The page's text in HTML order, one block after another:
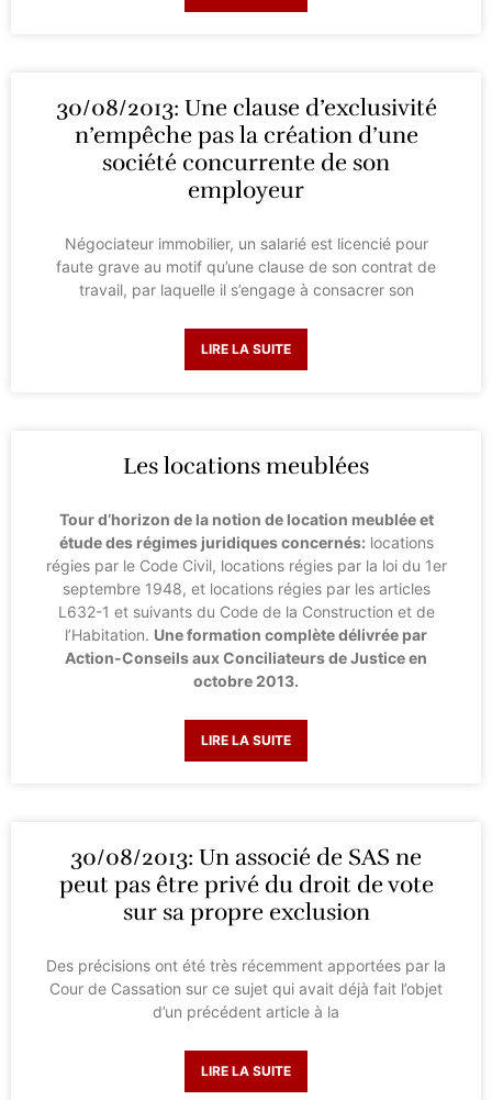
30/08/2013: Une clause d’exclusivité
n’empêche pas la création d’une
société concurrente de son
employeur
Négociateur immobilier, un salarié est licencié pour
faute grave au motif qu’une clause de son contrat de
travail, par laquelle il s’engage à consacrer son
LIRE LA SUITE
Les locations meublées
Tour d’horizon de la notion de location meublée et
étude des régimes juridiques concernés: locations
régies par le Code Civil, locations régies par la loi du 1er
septembre 1948, et locations régies par les articles
L632-1 et suivants du Code de la Construction et de
l’Habitation. Une formation complète délivrée par
Action-Conseils aux Conciliateurs de Justice en
octobre 2013.
LIRE LA SUITE
30/08/2013: Un associé de SAS ne
peut pas être privé du droit de vote
sur sa propre exclusion
Des précisions ont été très récemment apportées par la
Cour de Cassation sur ce sujet qui avait déjà fait l’objet
d’un précédent article à la
LIRE LA SUITE